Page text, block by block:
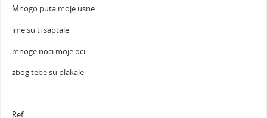
Mnogo puta moje usne
ime su ti saptale
mnoge noci moje oci
zbog tebe su plakale
Ref.